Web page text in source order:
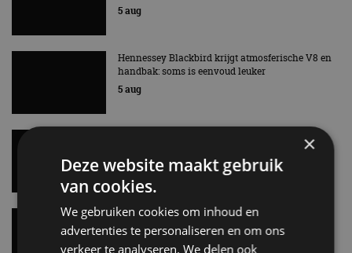
5 aug
Hennessey Blackbird krijgt atmosferische V8 en
handbak: soms is eenvoud leuker
5 aug
Audi A2 e-Tron mikt op verbruik van 12,8 kWh
4 aug
Elektrische Geely E2 (tijdelijk) net zo goedkoop
als een Renault Twingo
4 aug
×
Deze website maakt gebruik
van cookies.
We gebruiken cookies om inhoud en
advertenties te personaliseren en om ons
verkeer te analyseren. We delen ook